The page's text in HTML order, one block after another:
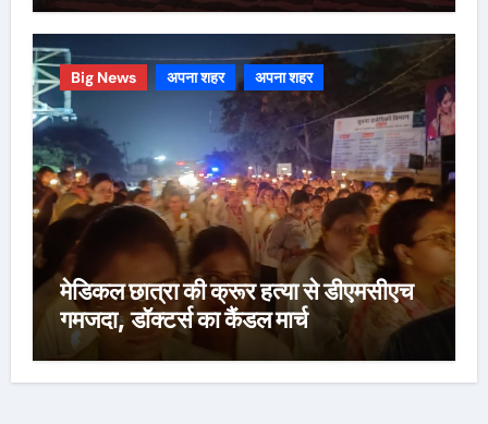
Big News अपना शहर अपना शहर
मेडिकल छात्रा की क्रूर हत्या से डीएमसीएच
गमजदा, डॉक्टर्स का कैंडल मार्च